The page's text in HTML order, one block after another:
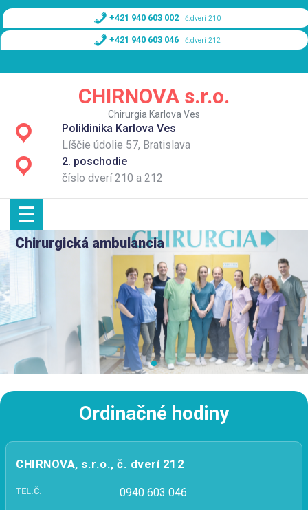
Skip
content
+421 940 603 002 č.dverí 210
+421 940 603 046 č.dverí 212
CHIRNOVA s.r.o.
Chirurgia Karlova Ves
Poliklinika Karlova Ves
Líščie údolie 57, Bratislava
2. poschodie
číslo dverí 210 a 212
Domov
Služby
Cenník
Kontakt
☰
Chirurgická ambulancia
Ordinačné hodiny
CHIRNOVA, s.r.o., č. dverí 212
TEL.Č. 0940 603 046